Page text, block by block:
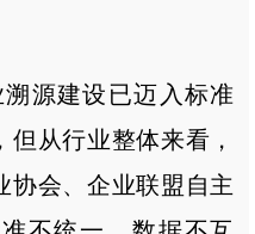
源建设已迈入标准
从行业整体来看，
协会、企业联盟自主